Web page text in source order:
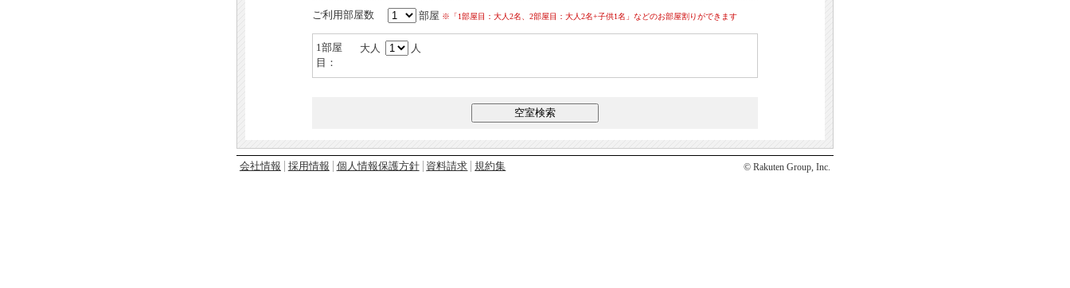
ご利用部屋数 部屋 ※「1部屋目：大人2名、2部屋目：大人2名+子供1名」などのお部屋割りができます
1部屋
目：
大人 人
会社情報 採用情報 個人情報保護方針 資料請求 規約集 © Rakuten Group, Inc.